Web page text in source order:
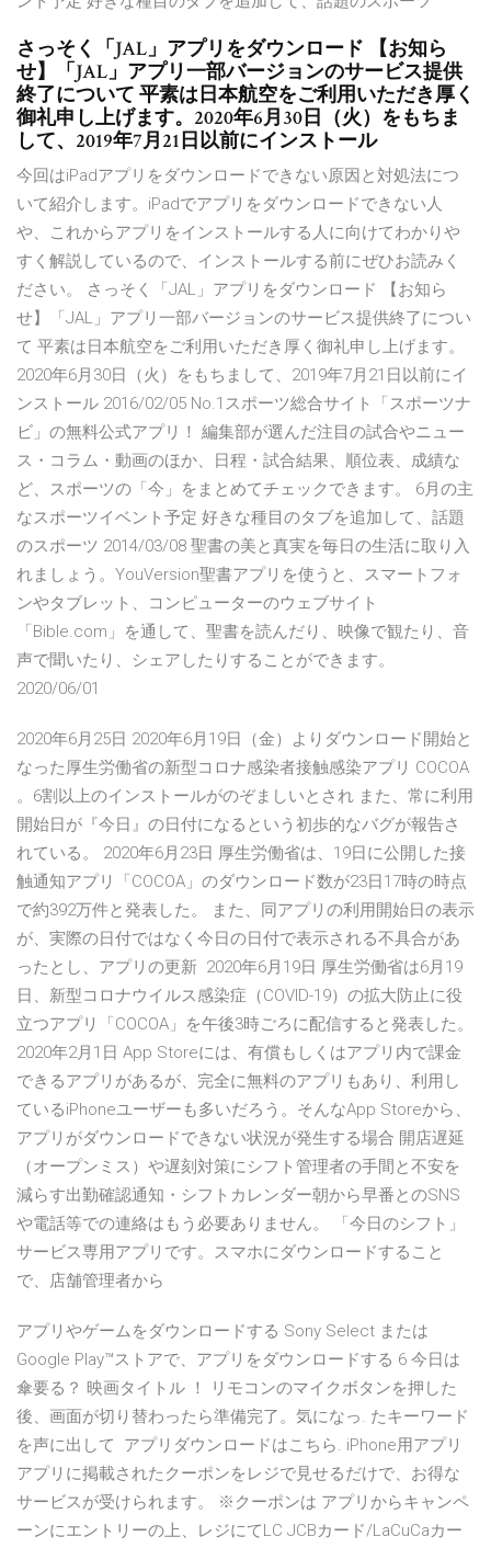
さっそく「JAL」アプリをダウンロード 【お知ら
せ】「JAL」アプリ一部バージョンのサービス提供
終了について 平素は日本航空をご利用いただき厚く
御礼申し上げます。2020年6月30日（火）をもちま
して、2019年7月21日以前にインストール
今回はiPadアプリをダウンロードできない原因と対処法につ
いて紹介します。iPadでアプリをダウンロードできない人
や、これからアプリをインストールする人に向けてわかりや
すく解説しているので、インストールする前にぜひお読みく
ださい。 さっそく「JAL」アプリをダウンロード 【お知ら
せ】「JAL」アプリ一部バージョンのサービス提供終了につい
て 平素は日本航空をご利用いただき厚く御礼申し上げます。
2020年6月30日（火）をもちまして、2019年7月21日以前にイ
ンストール 2016/02/05 No.1スポーツ総合サイト「スポーツナ
ビ」の無料公式アプリ！ 編集部が選んだ注目の試合やニュー
ス・コラム・動画のほか、日程・試合結果、順位表、成績な
ど、スポーツの「今」をまとめてチェックできます。 6月の主
なスポーツイベント予定 好きな種目のタブを追加して、話題
のスポーツ 2014/03/08 聖書の美と真実を毎日の生活に取り入
れましょう。YouVersion聖書アプリを使うと、スマートフォ
ンやタブレット、コンピューターのウェブサイト
「Bible.com」を通して、聖書を読んだり、映像で観たり、音
声で聞いたり、シェアしたりすることができます。
2020/06/01
2020年6月25日 2020年6月19日（金）よりダウンロード開始と
なった厚生労働省の新型コロナ感染者接触感染アプリ COCOA
。6割以上のインストールがのぞましいとされ また、常に利用
開始日が『今日』の日付になるという初歩的なバグが報告さ
れている。 2020年6月23日 厚生労働省は、19日に公開した接
触通知アプリ「COCOA」のダウンロード数が23日17時の時点
で約392万件と発表した。 また、同アプリの利用開始日の表示
が、実際の日付ではなく今日の日付で表示される不具合があ
ったとし、アプリの更新 2020年6月19日 厚生労働省は6月19
日、新型コロナウイルス感染症（COVID-19）の拡大防止に役
立つアプリ「COCOA」を午後3時ごろに配信すると発表した。
2020年2月1日 App Storeには、有償もしくはアプリ内で課金
できるアプリがあるが、完全に無料のアプリもあり、利用し
ているiPhoneユーザーも多いだろう。そんなApp Storeから、
アプリがダウンロードできない状況が発生する場合 開店遅延
（オープンミス）や遅刻対策にシフト管理者の手間と不安を
減らす出勤確認通知・シフトカレンダー朝から早番とのSNS
や電話等での連絡はもう必要ありません。 「今日のシフト」
サービス専用アプリです。スマホにダウンロードすること
で、店舗管理者から
アプリやゲームをダウンロードする Sony Select または
Google Play™ストアで、アプリをダウンロードする 6 今日は
傘要る？ 映画タイトル ！ リモコンのマイクボタンを押した
後、画面が切り替わったら準備完了。気になっ. たキーワード
を声に出して アプリダウンロードはこちら. iPhone用アプリ
アプリに掲載されたクーポンをレジで見せるだけで、お得な
サービスが受けられます。 ※クーポンは アプリからキャンペ
ーンにエントリーの上、レジにてLC JCBカード/LaCuCaカー